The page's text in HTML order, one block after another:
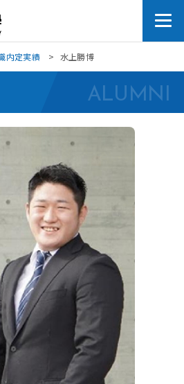
内定実績 水上勝博